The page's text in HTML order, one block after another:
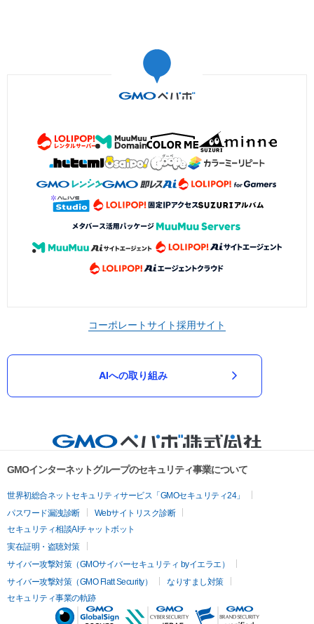
コーポレートサイト採用サイト
AIへの取り組み
GMOインターネットグループのセキュリティ事業について
世界初総合ネットセキュリティサービス「GMOセキュリティ24」
パスワード漏洩診断
Webサイトリスク診断
セキュリティ相談AIチャットボット
実在証明・盗聴対策
サイバー攻撃対策（GMOサイバーセキュリティ byイエラエ）
サイバー攻撃対策（GMO Flatt Security）
なりすまし対策
セキュリティ事業の軌跡